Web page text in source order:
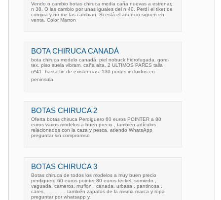
Vendo o cambio botas chiruca media caña nuevas a estrenar,
n 38. O las cambio por unas iguales del n 40. Perdí el tiket de
compra y no me las cambian. Si está el anuncio siguen en
venta. Color Marron
BOTA CHIRUCA CANADÁ
bota chiruca modelo canadá. piel nobuck hidrofugada. gore-
tex. piso suela vibram. caña alta. 2 ULTIMOS PARES talla
nº41. hasta fin de existencias. 130 portes incluidos en
peninsula.
BOTAS CHIRUCA 2
Oferta botas chiruca Perdiguero 60 euros POINTER a 80
euros varios modelos a buen precio , también artículos
relacionados con la caza y pesca, atiendo WhatsApp
preguntar sin compromiso
BOTAS CHIRUCA 3
Botas chiruca de todos los modelos a muy buen precio
perdiguero 60 euros pointer 80 euros teckel, somiedo ,
vaguada, cameros, muflon , canada, urbasa , pantinosa ,
cares, . . . . . . . también zapatos de la misma marca y ropa
preguntar por whatsapp y